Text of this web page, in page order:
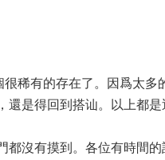
稀有的存在了。因爲太多
還是得回到搭讪。以上都是
沒有摸到。各位有時間的